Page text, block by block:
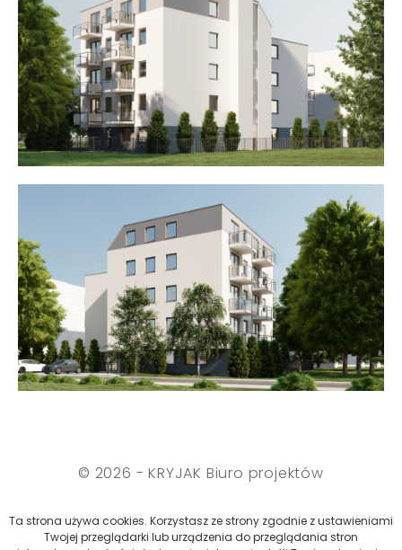
Ta strona używa cookies. Korzystasz ze strony zgodnie z ustawieniami
Twojej przeglądarki lub urządzenia do przeglądania stron
© 2026 - KRYJAK Biuro projektów
Polityka cookies